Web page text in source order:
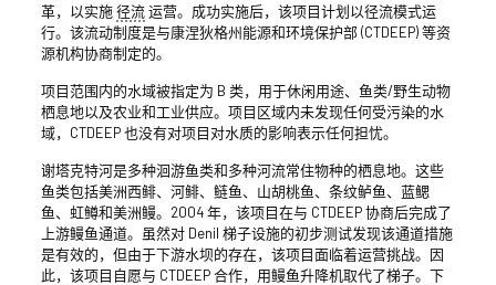
革，以实施径流运营。成功实施后，该项目计划以径流模式运
行。该流动制度是与康涅狄格州能源和环境保护部 (CTDEEP) 等资
源机构协商制定的。
项目范围内的水域被指定为 B 类，用于休闲用途、鱼类/野生动物
栖息地以及农业和工业供应。项目区域内未发现任何受污染的水
域，CTDEEP 也没有对项目对水质的影响表示任何担忧。
谢塔克特河是多种洄游鱼类和多种河流常住物种的栖息地。这些
鱼类包括美洲西鲱、河鲱、鲢鱼、山胡桃鱼、条纹鲈鱼、蓝鳃
鱼、虹鳟和美洲鳗。2004 年，该项目在与 CTDEEP 协商后完成了
上游鳗鱼通道。虽然对 Denil 梯子设施的初步测试发现该通道措施
是有效的，但由于下游水坝的存在，该项目面临着运营挑战。因
此，该项目自愿与 CTDEEP 合作，用鳗鱼升降机取代了梯子。下